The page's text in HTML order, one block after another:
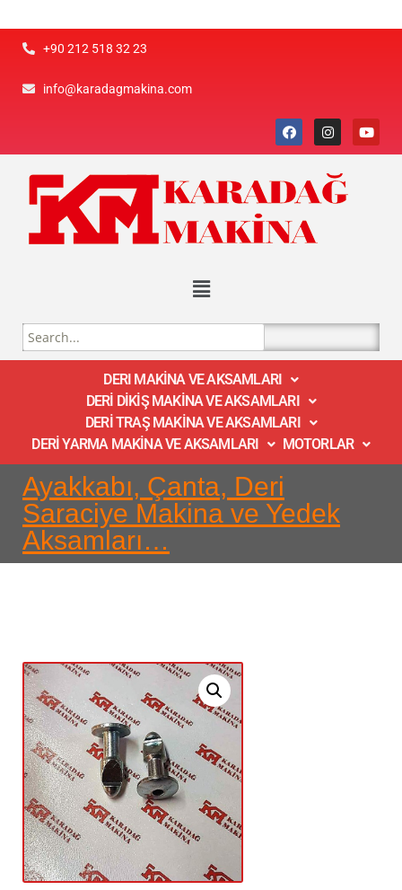
+90 212 518 32 23
info@karadagmakina.com
DERI MAKİNA VE AKSAMLARI
DERİ DİKİŞ MAKİNA VE AKSAMLARI
DERİ TRAŞ MAKİNA VE AKSAMLARI
DERİ YARMA MAKİNA VE AKSAMLARI
MOTORLAR
Ayakkabı, Çanta, Deri
Saraciye Makina ve Yedek
Aksamları…